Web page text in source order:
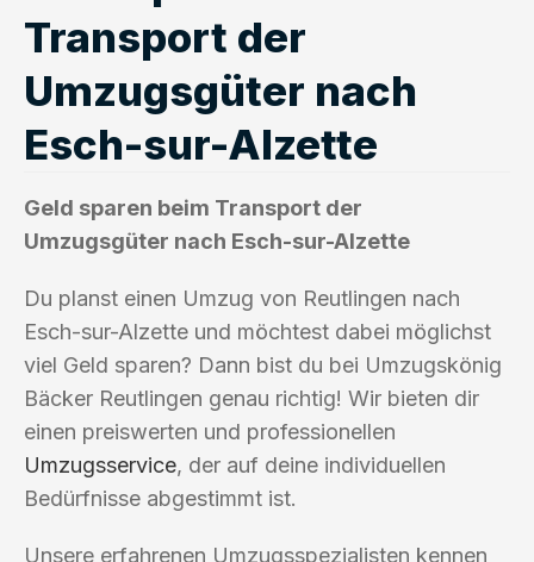
Transport der
Umzugsgüter nach
Esch-sur-Alzette
Geld sparen beim Transport der
Umzugsgüter nach Esch-sur-Alzette
Du planst einen Umzug von Reutlingen nach
Esch-sur-Alzette und möchtest dabei möglichst
viel Geld sparen? Dann bist du bei Umzugskönig
Bäcker Reutlingen genau richtig! Wir bieten dir
einen preiswerten und professionellen
Umzugsservice, der auf deine individuellen
Bedürfnisse abgestimmt ist.
Unsere erfahrenen Umzugsspezialisten kennen